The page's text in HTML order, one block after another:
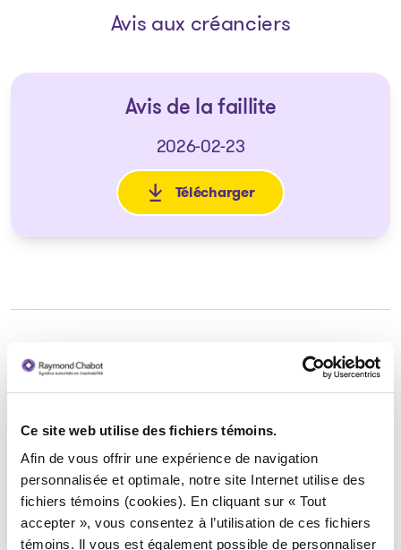
Ce site web utilise des fichiers témoins.
Afin de vous offrir une expérience de navigation
personnalisée et optimale, notre site Internet utilise des
fichiers témoins (cookies). En cliquant sur « Tout
accepter », vous consentez à l’utilisation de ces fichiers
témoins. Il vous est également possible de personnaliser
Avis aux créanciers
Avis de la faillite
2026-02-23
Télécharger
: Avis de la faillite
Syndic responsable du dossier